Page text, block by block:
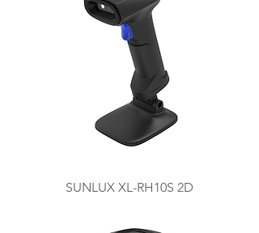
SUNLUX XL-RH10S 2D